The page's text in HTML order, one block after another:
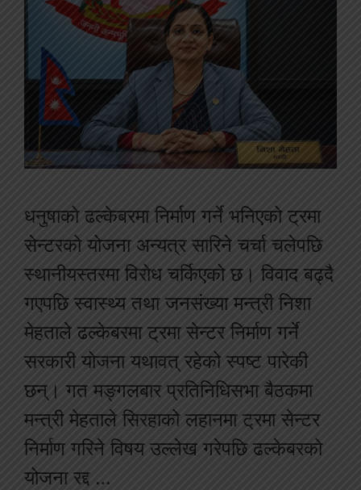
धनुषाको ढल्केबरमा निर्माण गर्ने भनिएको ट्रमा
सेन्टरको योजना अन्यत्र सारिने चर्चा चलेपछि
स्थानीयस्तरमा विरोध चर्किएको छ। विवाद बढ्दै
गएपछि स्वास्थ्य तथा जनसंख्या मन्त्री निशा
मेहताले ढल्केबरमा ट्रमा सेन्टर निर्माण गर्ने
सरकारी योजना यथावत् रहेको स्पष्ट पारेकी
छन्। गत मङ्गलबार प्रतिनिधिसभा बैठकमा
मन्त्री मेहताले सिरहाको लहानमा ट्रमा सेन्टर
निर्माण गरिने विषय उल्लेख गरेपछि ढल्केबरको
योजना रद्द …